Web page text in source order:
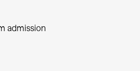
admission